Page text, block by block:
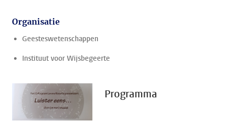
Organisatie
Geesteswetenschappen
Instituut voor Wijsbegeerte
Programma